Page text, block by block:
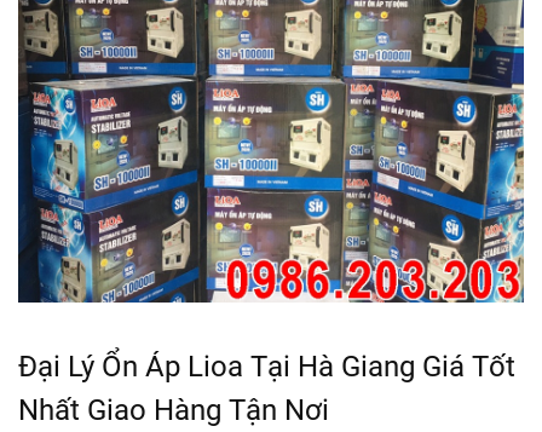
Đại Lý Ổn Áp Lioa Tại Hà Giang Giá Tốt
Nhất Giao Hàng Tận Nơi